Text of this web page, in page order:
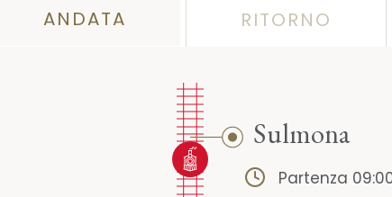
ANDATA RITORNO
Sulmona
Partenza